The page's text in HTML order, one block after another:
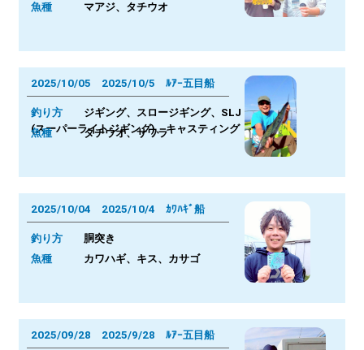
魚種 マアジ、タチウオ
2025/10/05 2025/10/5 ﾙｱｰ五目船
釣り方 ジギング、スロージギング、SLJ
(スーパーライトジギング)、キャスティング
魚種タチウオ、サワラ
2025/10/04 2025/10/4 ｶﾜﾊｷﾞ船
釣り方 胴突き
魚種 カワハギ、キス、カサゴ
2025/09/28 2025/9/28 ﾙｱｰ五目船